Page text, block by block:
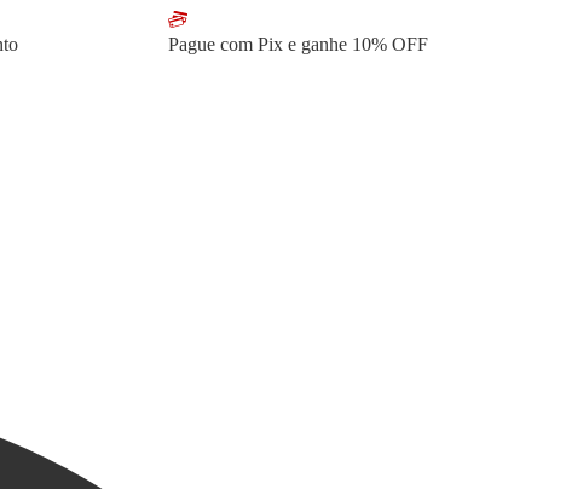
Pague com Pix e ganhe 10% OFF